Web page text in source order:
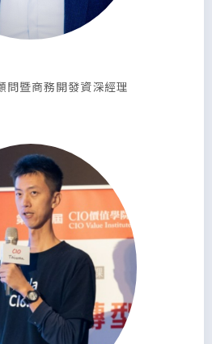
暨商務開發資深經理